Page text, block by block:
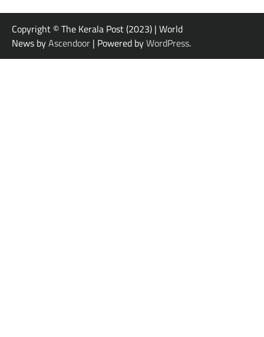
Copyright © The Kerala Post (2023) | World
News byAscendoor | Powered byWordPress.